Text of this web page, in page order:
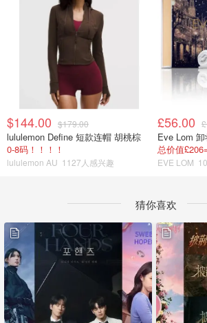
$144.00 $179.00
lululemon Define 短款连帽 胡桃棕
0-8码！！！！
lululemon AU 1127人感兴趣
£56.00
Eve Lom
总价值
EVE LOM
猜你喜欢